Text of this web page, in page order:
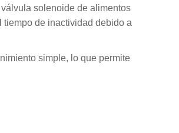
solenoide de alimentos
de inactividad debido a
simple, lo que permite